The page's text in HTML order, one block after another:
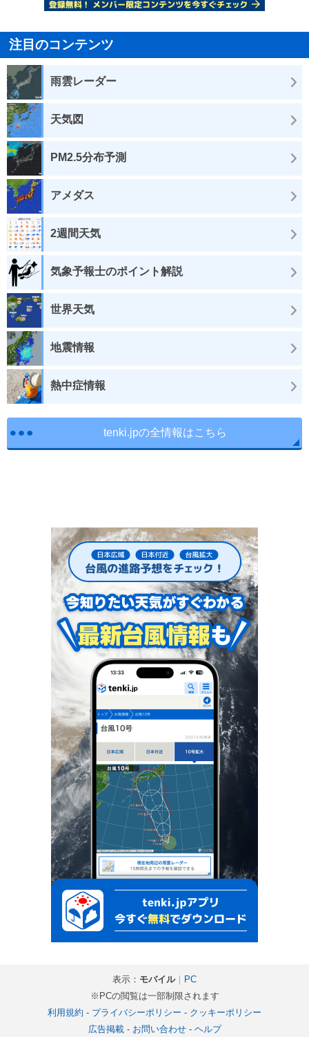
注目のコンテンツ
雨雲レーダー
天気図
PM2.5分布予測
アメダス
2週間天気
気象予報士のポイント解説
世界天気
地震情報
熱中症情報
tenki.jpの全情報はこちら
表示： モバイル｜ PC
※PCの閲覧は一部制限されます
利用規約 - プライバシーポリシー - クッキーポリシー
広告掲載- お問い合わせ- ヘルプ